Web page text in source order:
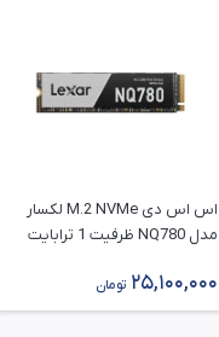
اس اس دی M.2 NVMe لکسار
مدل NQ780 ظرفیت 1 ترابایت
25,100,000 تومان